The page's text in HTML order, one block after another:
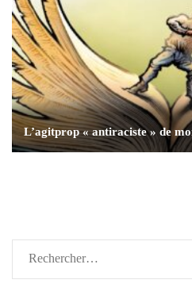
L’agitprop « antiraciste » de
Rechercher :